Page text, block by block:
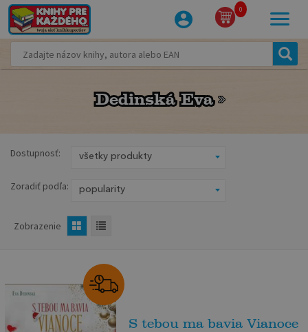
0
Dedinská Eva
Dedinská Eva
Dostupnosť:
Zoradiť podľa:
Zobrazenie
S tebou ma bavia Vianoce